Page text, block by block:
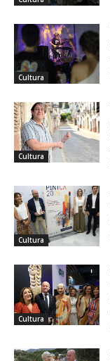
Cultura
Cultura
Cultura
Cultura